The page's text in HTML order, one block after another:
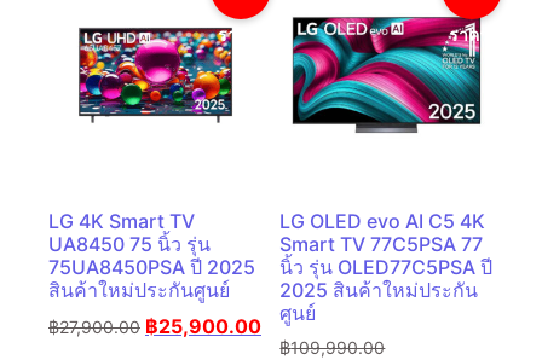
ราคา!
LG 4K Smart TV
UA8450 75 นิ้ว รุ่น
75UA8450PSA ปี 2025
สินค้าใหม่ประกันศูนย์
฿27,900.00 ฿25,900.00
ราคา!
LG OLED evo AI C5 4K
Smart TV 77C5PSA 77
นิ้ว รุ่น OLED77C5PSA ปี
2025 สินค้าใหม่ประกัน
ศูนย์
฿109,990.00